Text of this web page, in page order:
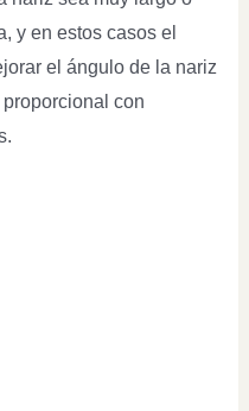
y en estos casos el
el ángulo de la nariz
con